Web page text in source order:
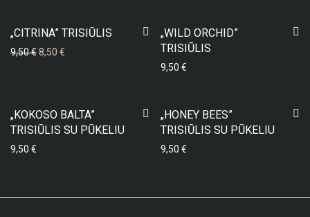
„CITRINA” TRISIŪLIS
9,50€Original price was: 9,50 €.
8,50 €
„WILD ORCHID”
TRISIŪLIS
9,50 €
„KOKOSO BALTA”
TRISIŪLIS SU PŪKELIU
9,50 €
„HONEY BEES”
TRISIŪLIS SU PŪKELIU
9,50 €